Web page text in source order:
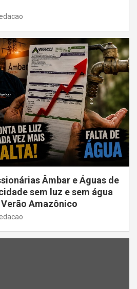
Âmbar e Águas de
sem luz e sem água
Amazônico